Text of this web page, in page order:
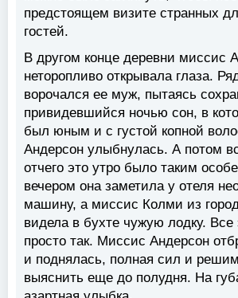
предстоящем визите странных
гостей.
В другом конце деревни миссис
неторопливо открывала глаза.
ворочался ее муж, пытаясь
привидевшийся ночью сон, в
был юным и с густой копной
Андерсон улыбнулась. А потом
отчего это утро было таким
вечером она заметила у отеля
машину, а миссис Колми из
видела в бухте чужую лодку.
просто так. Миссис Андерсон
и поднялась, полная сил и
выяснить еще до полудня. На